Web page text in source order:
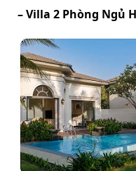
– Villa 2 Phòng Ngủ